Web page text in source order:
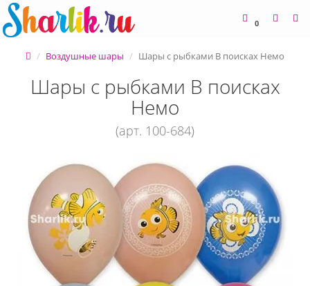
0
Воздушные шары Шары с рыбками В поисках Немо
Шары с рыбками В поисках
Немо
(арт. 100-684)